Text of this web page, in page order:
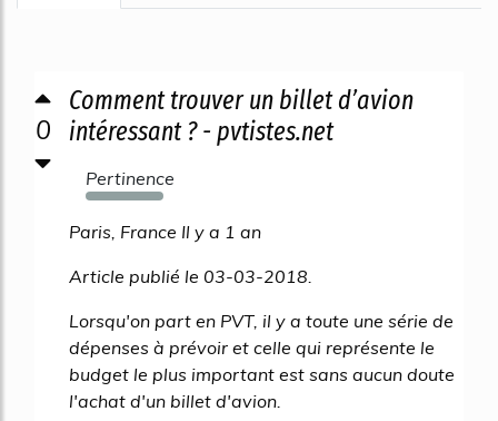
0
Comment trouver un billet d’avion
intéressant ? - pvtistes.net
Pertinence
4437%
Paris, France Il y a 1 an
Article publié le 03-03-2018.
Lorsqu'on part en PVT, il y a toute une série de
dépenses à prévoir et celle qui représente le
budget le plus important est sans aucun doute
l'achat d'un billet d'avion.